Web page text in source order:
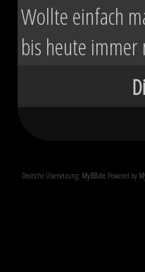
Wollte einfach
bis heute immer
Deutsche Übersetzung: MyBB.de, Powered by